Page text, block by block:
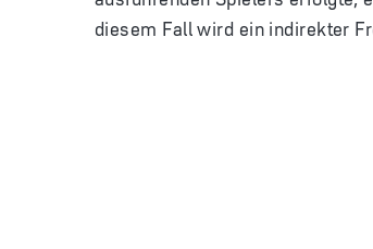
diesem Fall wird ein indirekter